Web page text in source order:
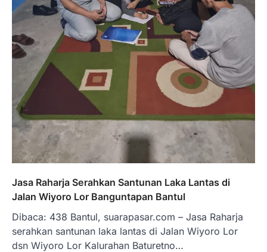
Jasa Raharja Serahkan Santunan Laka Lantas di
Jalan Wiyoro Lor Banguntapan Bantul
Dibaca: 438 Bantul, suarapasar.com – Jasa Raharja
serahkan santunan laka lantas di Jalan Wiyoro Lor
dsn Wiyoro Lor Kalurahan Baturetno…